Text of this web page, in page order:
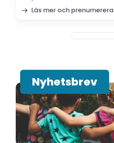
Läs mer och prenumerera
Nyhetsbrev